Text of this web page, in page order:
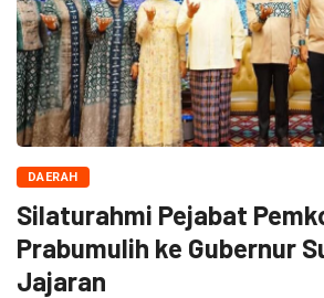
DAERAH
Silaturahmi Pejabat
Prabumulih ke Gubernur
Jajaran